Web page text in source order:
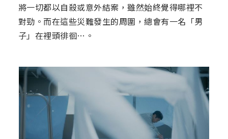
將一切都以自殺或意外結案，雖然始終覺得哪裡不
對勁。而在這些災難發生的周圍，總會有一名「男
子」在裡頭徘徊…。